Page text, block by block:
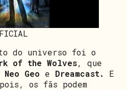
do universo foi o
of the Wolves, que
Neo Geo e Dreamcast.
E
os fãs podem